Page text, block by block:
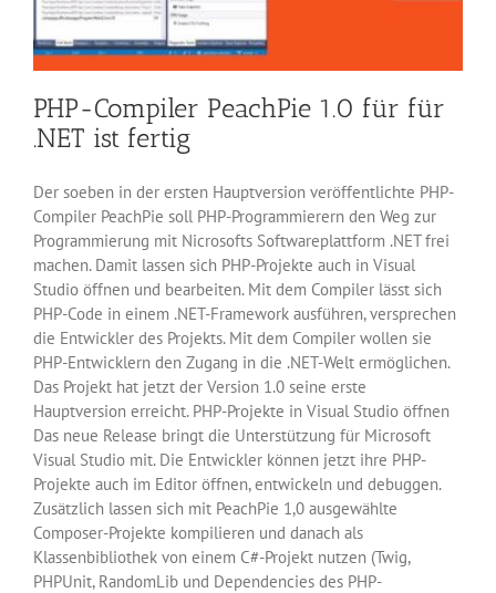
PHP-Compiler PeachPie 1.0 für für
.NET ist fertig
Der soeben in der ersten Hauptversion veröffentlichte PHP-
Compiler PeachPie soll PHP-Programmierern den Weg zur
Programmierung mit Nicrosofts Softwareplattform .NET frei
machen. Damit lassen sich PHP-Projekte auch in Visual
Studio öffnen und bearbeiten. Mit dem Compiler lässt sich
PHP-Code in einem .NET-Framework ausführen, versprechen
die Entwickler des Projekts. Mit dem Compiler wollen sie
PHP-Entwicklern den Zugang in die .NET-Welt ermöglichen.
Das Projekt hat jetzt der Version 1.0 seine erste
Hauptversion erreicht. PHP-Projekte in Visual Studio öffnen
Das neue Release bringt die Unterstützung für Microsoft
Visual Studio mit. Die Entwickler können jetzt ihre PHP-
Projekte auch im Editor öffnen, entwickeln und debuggen.
Zusätzlich lassen sich mit PeachPie 1,0 ausgewählte
Composer-Projekte kompilieren und danach als
Klassenbibliothek von einem C#-Projekt nutzen (Twig,
PHPUnit, RandomLib und Dependencies des PHP-